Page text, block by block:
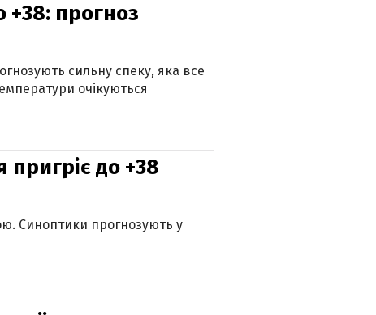
+38: прогноз
сильну спеку, яка все
очікуються
пригріє до +38
Синоптики прогнозують у